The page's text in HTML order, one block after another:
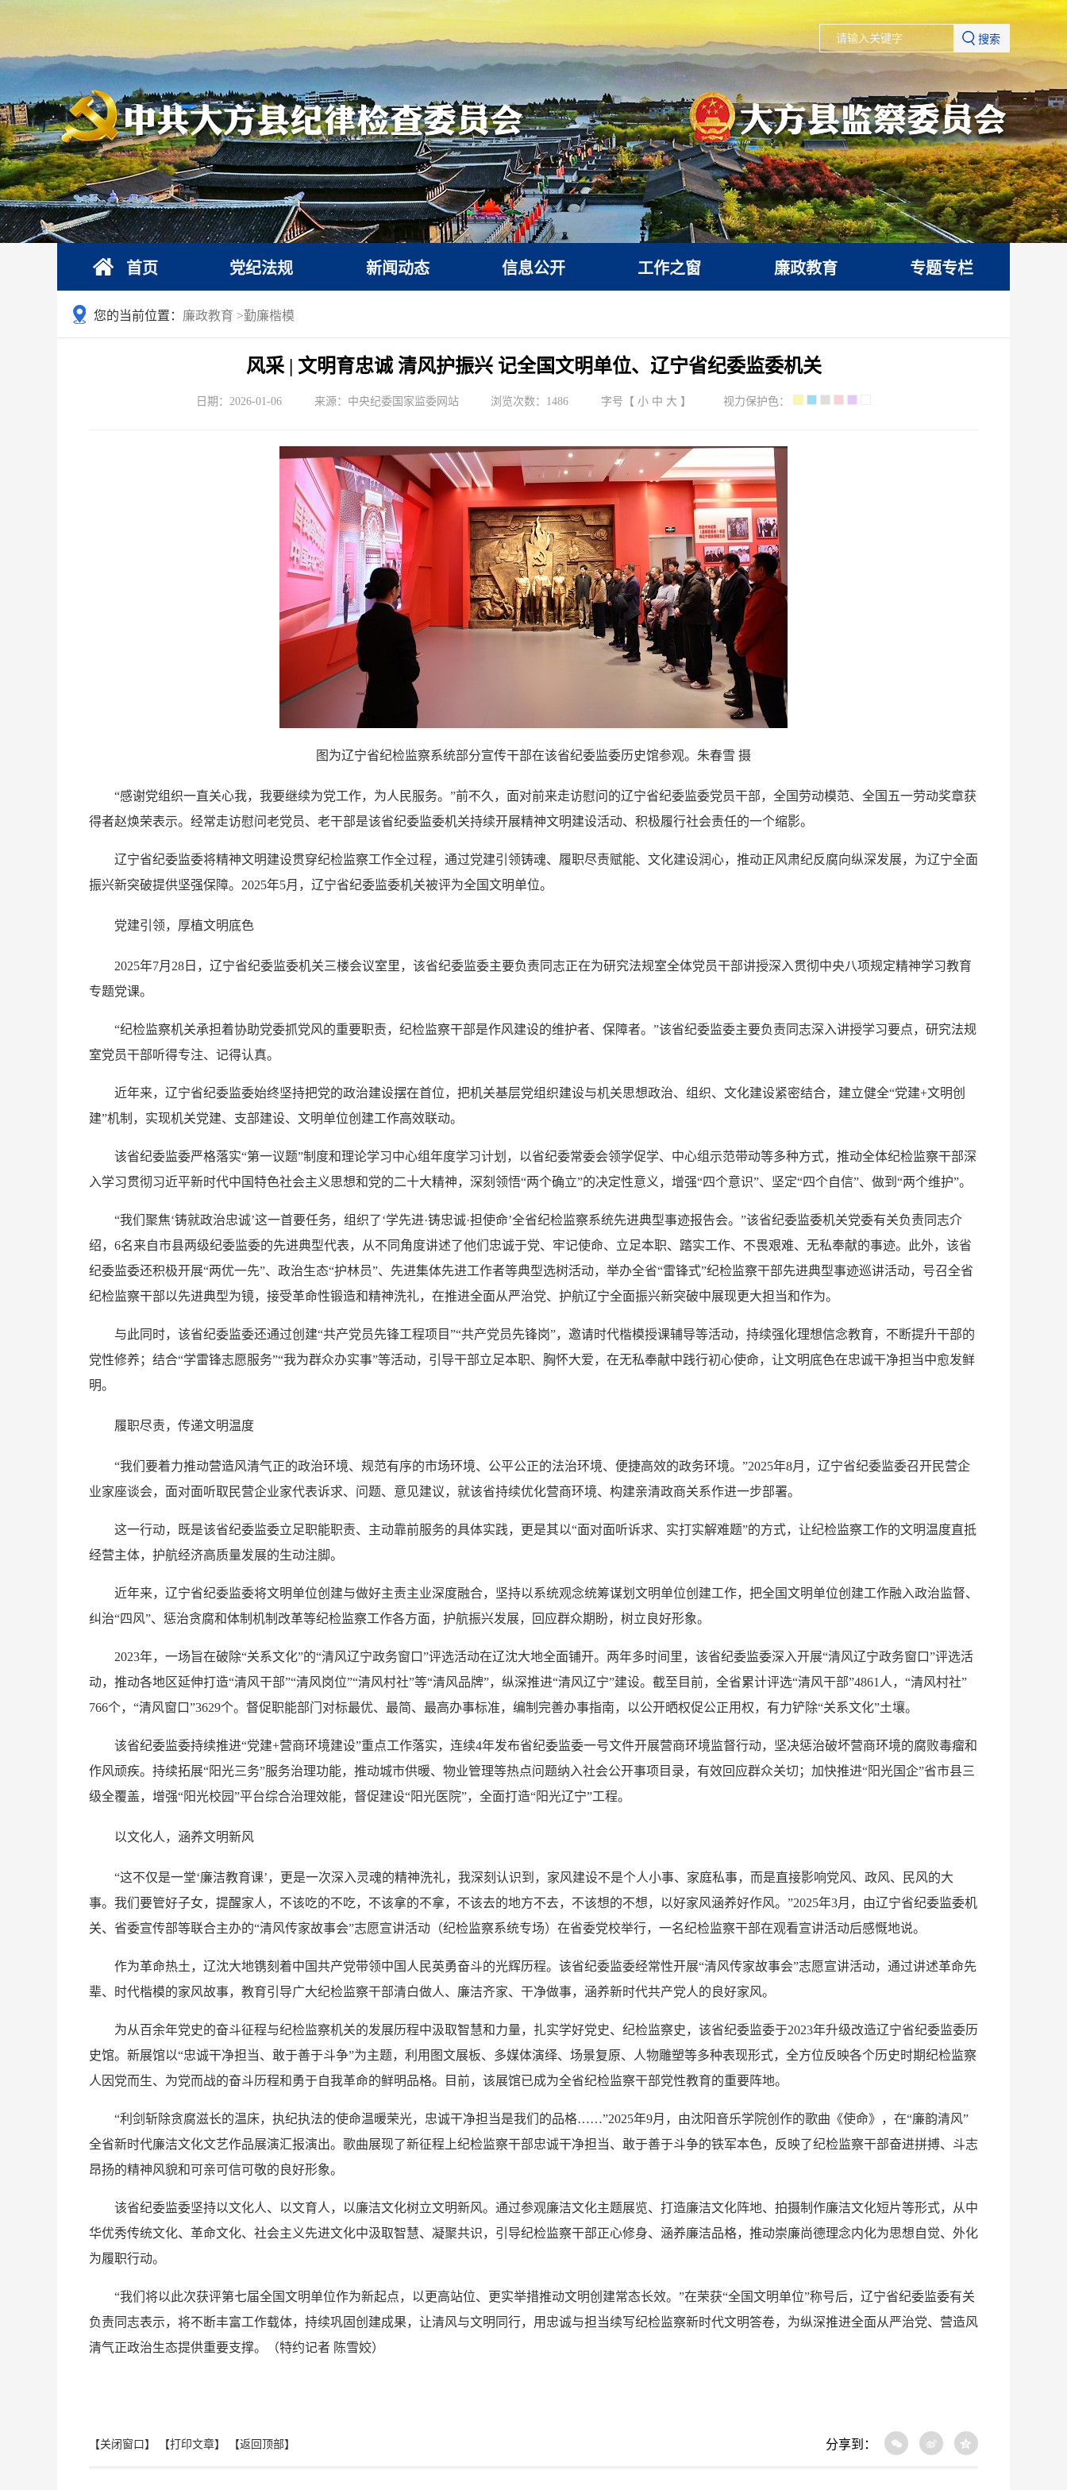
搜索
首页 党纪法规 新闻动态 信息公开 工作之窗 廉政教育 专题专栏
您的当前位置： 廉政教育 >勤廉楷模
风采 | 文明育忠诚 清风护振兴 记全国文明单位、辽宁省纪委监委机关
日期：2026-01-06 来源：中央纪委国家监委网站 浏览次数： 1486 字号【 小 中 大 】 视力保护色：
图为辽宁省纪检监察系统部分宣传干部在该省纪委监委历史馆参观。朱春雪 摄
“感谢党组织一直关心我，我要继续为党工作，为人民服务。”前不久，面对前来走访慰问的辽宁省纪委监委党员干部，全国劳动模范、全国五一劳动奖章获
得者赵焕荣表示。经常走访慰问老党员、老干部是该省纪委监委机关持续开展精神文明建设活动、积极履行社会责任的一个缩影。
辽宁省纪委监委将精神文明建设贯穿纪检监察工作全过程，通过党建引领铸魂、履职尽责赋能、文化建设润心，推动正风肃纪反腐向纵深发展，为辽宁全面
振兴新突破提供坚强保障。2025年5月，辽宁省纪委监委机关被评为全国文明单位。
党建引领，厚植文明底色
2025年7月28日，辽宁省纪委监委机关三楼会议室里，该省纪委监委主要负责同志正在为研究法规室全体党员干部讲授深入贯彻中央八项规定精神学习教育
专题党课。
“纪检监察机关承担着协助党委抓党风的重要职责，纪检监察干部是作风建设的维护者、保障者。”该省纪委监委主要负责同志深入讲授学习要点，研究法规
室党员干部听得专注、记得认真。
近年来，辽宁省纪委监委始终坚持把党的政治建设摆在首位，把机关基层党组织建设与机关思想政治、组织、文化建设紧密结合，建立健全“党建+文明创
建”机制，实现机关党建、支部建设、文明单位创建工作高效联动。
该省纪委监委严格落实“第一议题”制度和理论学习中心组年度学习计划，以省纪委常委会领学促学、中心组示范带动等多种方式，推动全体纪检监察干部深
入学习贯彻习近平新时代中国特色社会主义思想和党的二十大精神，深刻领悟“两个确立”的决定性意义，增强“四个意识”、坚定“四个自信”、做到“两个维护”。
“我们聚焦‘铸就政治忠诚’这一首要任务，组织了‘学先进·铸忠诚·担使命’全省纪检监察系统先进典型事迹报告会。”该省纪委监委机关党委有关负责同志介
绍，6名来自市县两级纪委监委的先进典型代表，从不同角度讲述了他们忠诚于党、牢记使命、立足本职、踏实工作、不畏艰难、无私奉献的事迹。此外，该省
纪委监委还积极开展“两优一先”、政治生态“护林员”、先进集体先进工作者等典型选树活动，举办全省“雷锋式”纪检监察干部先进典型事迹巡讲活动，号召全省
纪检监察干部以先进典型为镜，接受革命性锻造和精神洗礼，在推进全面从严治党、护航辽宁全面振兴新突破中展现更大担当和作为。
与此同时，该省纪委监委还通过创建“共产党员先锋工程项目”“共产党员先锋岗”，邀请时代楷模授课辅导等活动，持续强化理想信念教育，不断提升干部的
党性修养；结合“学雷锋志愿服务”“我为群众办实事”等活动，引导干部立足本职、胸怀大爱，在无私奉献中践行初心使命，让文明底色在忠诚干净担当中愈发鲜
明。
履职尽责，传递文明温度
“我们要着力推动营造风清气正的政治环境、规范有序的市场环境、公平公正的法治环境、便捷高效的政务环境。”2025年8月，辽宁省纪委监委召开民营企
业家座谈会，面对面听取民营企业家代表诉求、问题、意见建议，就该省持续优化营商环境、构建亲清政商关系作进一步部署。
这一行动，既是该省纪委监委立足职能职责、主动靠前服务的具体实践，更是其以“面对面听诉求、实打实解难题”的方式，让纪检监察工作的文明温度直抵
经营主体，护航经济高质量发展的生动注脚。
近年来，辽宁省纪委监委将文明单位创建与做好主责主业深度融合，坚持以系统观念统筹谋划文明单位创建工作，把全国文明单位创建工作融入政治监督、
纠治“四风”、惩治贪腐和体制机制改革等纪检监察工作各方面，护航振兴发展，回应群众期盼，树立良好形象。
2023年，一场旨在破除“关系文化”的“清风辽宁政务窗口”评选活动在辽沈大地全面铺开。两年多时间里，该省纪委监委深入开展“清风辽宁政务窗口”评选活
动，推动各地区延伸打造“清风干部”“清风岗位”“清风村社”等“清风品牌”，纵深推进“清风辽宁”建设。截至目前，全省累计评选“清风干部”4861人，“清风村社”
766个，“清风窗口”3629个。督促职能部门对标最优、最简、最高办事标准，编制完善办事指南，以公开晒权促公正用权，有力铲除“关系文化”土壤。
该省纪委监委持续推进“党建+营商环境建设”重点工作落实，连续4年发布省纪委监委一号文件开展营商环境监督行动，坚决惩治破坏营商环境的腐败毒瘤和
作风顽疾。持续拓展“阳光三务”服务治理功能，推动城市供暖、物业管理等热点问题纳入社会公开事项目录，有效回应群众关切；加快推进“阳光国企”省市县三
级全覆盖，增强“阳光校园”平台综合治理效能，督促建设“阳光医院”，全面打造“阳光辽宁”工程。
以文化人，涵养文明新风
“这不仅是一堂‘廉洁教育课’，更是一次深入灵魂的精神洗礼，我深刻认识到，家风建设不是个人小事、家庭私事，而是直接影响党风、政风、民风的大
事。我们要管好子女，提醒家人，不该吃的不吃，不该拿的不拿，不该去的地方不去，不该想的不想，以好家风涵养好作风。”2025年3月，由辽宁省纪委监委机
关、省委宣传部等联合主办的“清风传家故事会”志愿宣讲活动（纪检监察系统专场）在省委党校举行，一名纪检监察干部在观看宣讲活动后感慨地说。
作为革命热土，辽沈大地镌刻着中国共产党带领中国人民英勇奋斗的光辉历程。该省纪委监委经常性开展“清风传家故事会”志愿宣讲活动，通过讲述革命先
辈、时代楷模的家风故事，教育引导广大纪检监察干部清白做人、廉洁齐家、干净做事，涵养新时代共产党人的良好家风。
为从百余年党史的奋斗征程与纪检监察机关的发展历程中汲取智慧和力量，扎实学好党史、纪检监察史，该省纪委监委于2023年升级改造辽宁省纪委监委历
史馆。新展馆以“忠诚干净担当、敢于善于斗争”为主题，利用图文展板、多媒体演绎、场景复原、人物雕塑等多种表现形式，全方位反映各个历史时期纪检监察
人因党而生、为党而战的奋斗历程和勇于自我革命的鲜明品格。目前，该展馆已成为全省纪检监察干部党性教育的重要阵地。
“利剑斩除贪腐滋长的温床，执纪执法的使命温暖荣光，忠诚干净担当是我们的品格……”2025年9月，由沈阳音乐学院创作的歌曲《使命》，在“廉韵清风”
全省新时代廉洁文化文艺作品展演汇报演出。歌曲展现了新征程上纪检监察干部忠诚干净担当、敢于善于斗争的铁军本色，反映了纪检监察干部奋进拼搏、斗志
昂扬的精神风貌和可亲可信可敬的良好形象。
该省纪委监委坚持以文化人、以文育人，以廉洁文化树立文明新风。通过参观廉洁文化主题展览、打造廉洁文化阵地、拍摄制作廉洁文化短片等形式，从中
华优秀传统文化、革命文化、社会主义先进文化中汲取智慧、凝聚共识，引导纪检监察干部正心修身、涵养廉洁品格，推动崇廉尚德理念内化为思想自觉、外化
为履职行动。
“我们将以此次获评第七届全国文明单位作为新起点，以更高站位、更实举措推动文明创建常态长效。”在荣获“全国文明单位”称号后，辽宁省纪委监委有关
负责同志表示，将不断丰富工作载体，持续巩固创建成果，让清风与文明同行，用忠诚与担当续写纪检监察新时代文明答卷，为纵深推进全面从严治党、营造风
清气正政治生态提供重要支撑。（特约记者 陈雪姣）
【关闭窗口】 【打印文章】 【返回顶部】 分享到：